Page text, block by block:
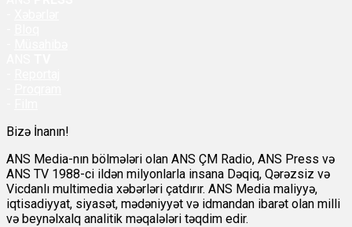
Bizə İnanın!
ANS Media-nın bölmələri olan ANS ÇM Radio, ANS Press və
ANS TV 1988-ci ildən milyonlarla insana Dəqiq, Qərəzsiz və
Vicdanlı multimedia xəbərləri çatdırır. ANS Media maliyyə,
iqtisadiyyat, siyasət, mədəniyyət və idmandan ibarət olan milli
və beynəlxalq analitik məqalələri təqdim edir.